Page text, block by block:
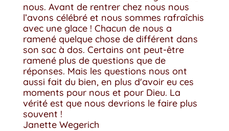
nous. Avant de rentrer chez nous nous
l’avons célébré et nous sommes rafraîchis
avec une glace ! Chacun de nous a
ramené quelque chose de différent dans
son sac à dos. Certains ont peut-être
ramené plus de questions que de
réponses. Mais les questions nous ont
aussi fait du bien, en plus d'avoir eu ces
moments pour nous et pour Dieu. La
vérité est que nous devrions le faire plus
souvent !
Janette Wegerich